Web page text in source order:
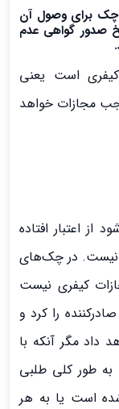
تاریخ صدور چک برای وصول آن
ظرف 6 ماه از تاریخ صدور گواهی عدم
کیفری است یعنی
مجازات خواهد
اعتبار افتاده
نیست. در چک‌های
كيفري نیست
را کرد و
داد مگر آنکه با
به طور کلی طلبی
است یا به هر